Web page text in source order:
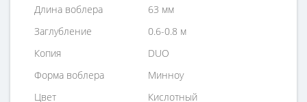
Длина воблера
63 мм
Заглубление
0.6-0.8 м
Копия
DUO
Форма воблера
Минноу
Цвет
Кислотный